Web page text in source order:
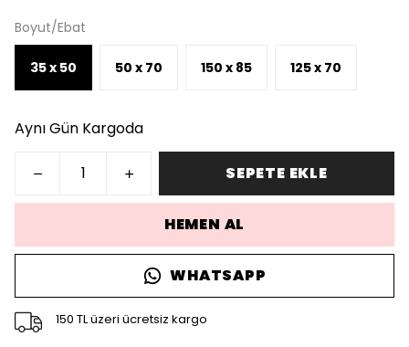
Boyut/Ebat
35 x 50 50 x 70 150 x 85 125 x 70
Aynı Gün Kargoda
SEPETE EKLE
HEMEN AL
WHATSAPP
150 TL üzeri ücretsiz kargo